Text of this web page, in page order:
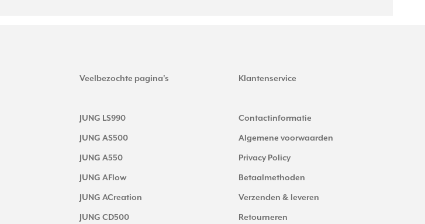
Veelbezochte pagina's
JUNG LS990
JUNG AS500
JUNG A550
JUNG AFlow
JUNG ACreation
JUNG CD500
Klantenservice
Contactinformatie
Algemene voorwaarden
Privacy Policy
Betaalmethoden
Verzenden & leveren
Retourneren